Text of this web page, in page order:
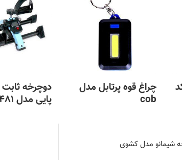
چراغ قوه پرتابل مدل
cob
پایی مدل 3481